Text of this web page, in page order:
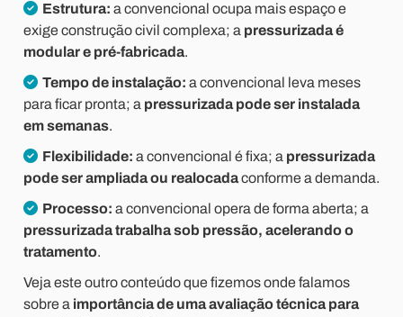
Estrutura: a convencional ocupa mais espaço e
exige construção civil complexa; a pressurizada é
modular e pré-fabricada.
Tempo de instalação: a convencional leva meses
para ficar pronta; a pressurizada pode ser instalada
em semanas.
Flexibilidade: a convencional é fixa; a pressurizada
pode ser ampliada ou realocadaconforme a demanda.
Processo: a convencional opera de forma aberta; a
pressurizada trabalha sob pressão, acelerando o
tratamento.
Veja este outro conteúdo que fizemos onde falamos
sobre a importância de uma avaliação técnica para